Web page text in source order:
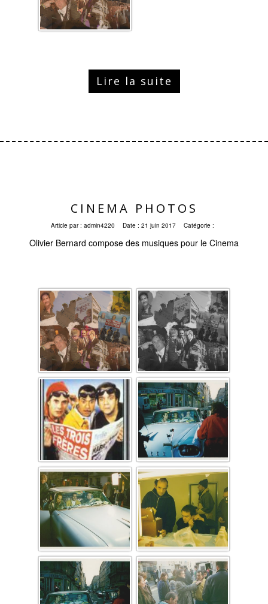
Lire la suite
CINEMA PHOTOS
Article par : admin4220 Date : 21 juin 2017 Catégorie :
Olivier Bernard compose des musiques pour le Cinema